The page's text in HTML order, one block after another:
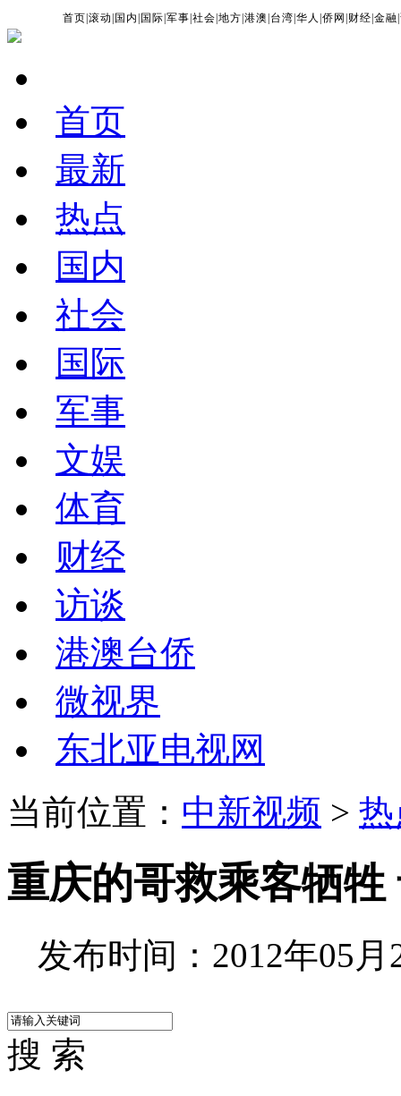
首页 |滚动 国内 国际 |军事 |社会 |地方 |港澳 台湾 |华人 |侨网 财经 |金融 |
首页
最新
热点
国内
社会
国际
军事
文娱
体育
财经
访谈
港澳台侨
微视界
东北亚电视网
当前位置： 中新视频 >
重庆的哥救乘客牺
发布时间：2012年05月
搜 索